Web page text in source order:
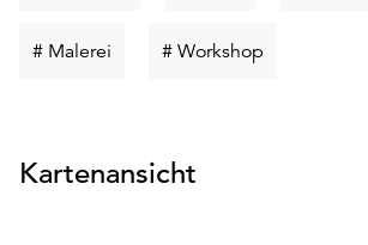
# Malerei Schlüsselwort
# WorkshopSchlüsselwort
Kartenansicht